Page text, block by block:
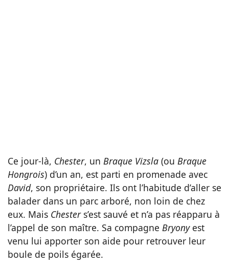
Ce jour-là, Chester, un Braque Vizsla (ou Braque
Hongrois) d’un an, est parti en promenade avec
David, son propriétaire. Ils ont l’habitude d’aller se
balader dans un parc arboré, non loin de chez
eux. Mais Chesters’est sauvé et n’a pas réapparu à
l’appel de son maître. Sa compagne Bryonyest
venu lui apporter son aide pour retrouver leur
boule de poils égarée.